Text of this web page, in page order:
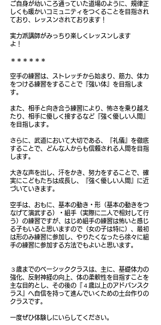
ご自身が幼いころ通っていた道場のように、規律正
しくも暖かいコミュニティをつくることを目指され
ており、レッスンされております！
実力派講師がみっちり楽しくレッスンします
よ！
＊＊＊＊＊＊
空手の練習は、ストレッチから始まり、筋力、体力
をつける練習をすることで『強い体』を目指しま
す。
また、相手と向き合う練習により、怖さを乗り越え
たり、相手に優しく接するなど『強く優しい人間』
を目指します。
さらに、武道において大切である、『礼儀』を徹底
することで、どんな人からも信頼される人間を目指
します。
大きな声を出し、汗をかき、努力をすることで、確
実にこどもたちは成長し、『強く優しい人間』に近
づいていきます。
空手は、おもに、基本の動き・形（基本の動きをつ
なげて演武する）・組手（実際に二人で相対して行
う）の練習ですが、はじめ組手の練習は怖いと感じ
る子もいると思いますので（女の子は特に）、最初
は形のみ練習に参加し、やりたくなったら徐々に組
手の練習に参加する方法でもよいと思います。
３歳までのベーシッククラスは、主に、基礎体力の
強化、反射神経の向上、体の柔軟性を目指すことを
主な目的とし、その後の『４歳以上のアドバンスク
ラス』へ自信を持って進んでいくための土台作りの
クラスです。
一度ぜひ体験しにいらしてください。